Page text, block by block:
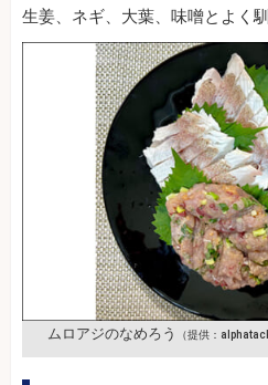
生姜、ネギ、大葉、味噌とよく
ムロアジのなめろう （提供：